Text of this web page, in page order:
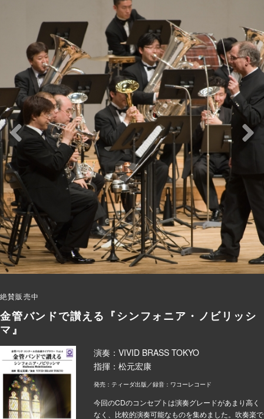
絶賛販売中
金管バンドで讃える『シンフォニア・ノビリッシ
マ』
演奏：VIVID BRASS TOKYO
指揮：松元宏康
発売：ティーダ出版／録音：ワコーレコード
今回のCDのコンセプトは演奏グレードがあまり高く
なく、比較的演奏可能なものを集めました。吹奏楽で